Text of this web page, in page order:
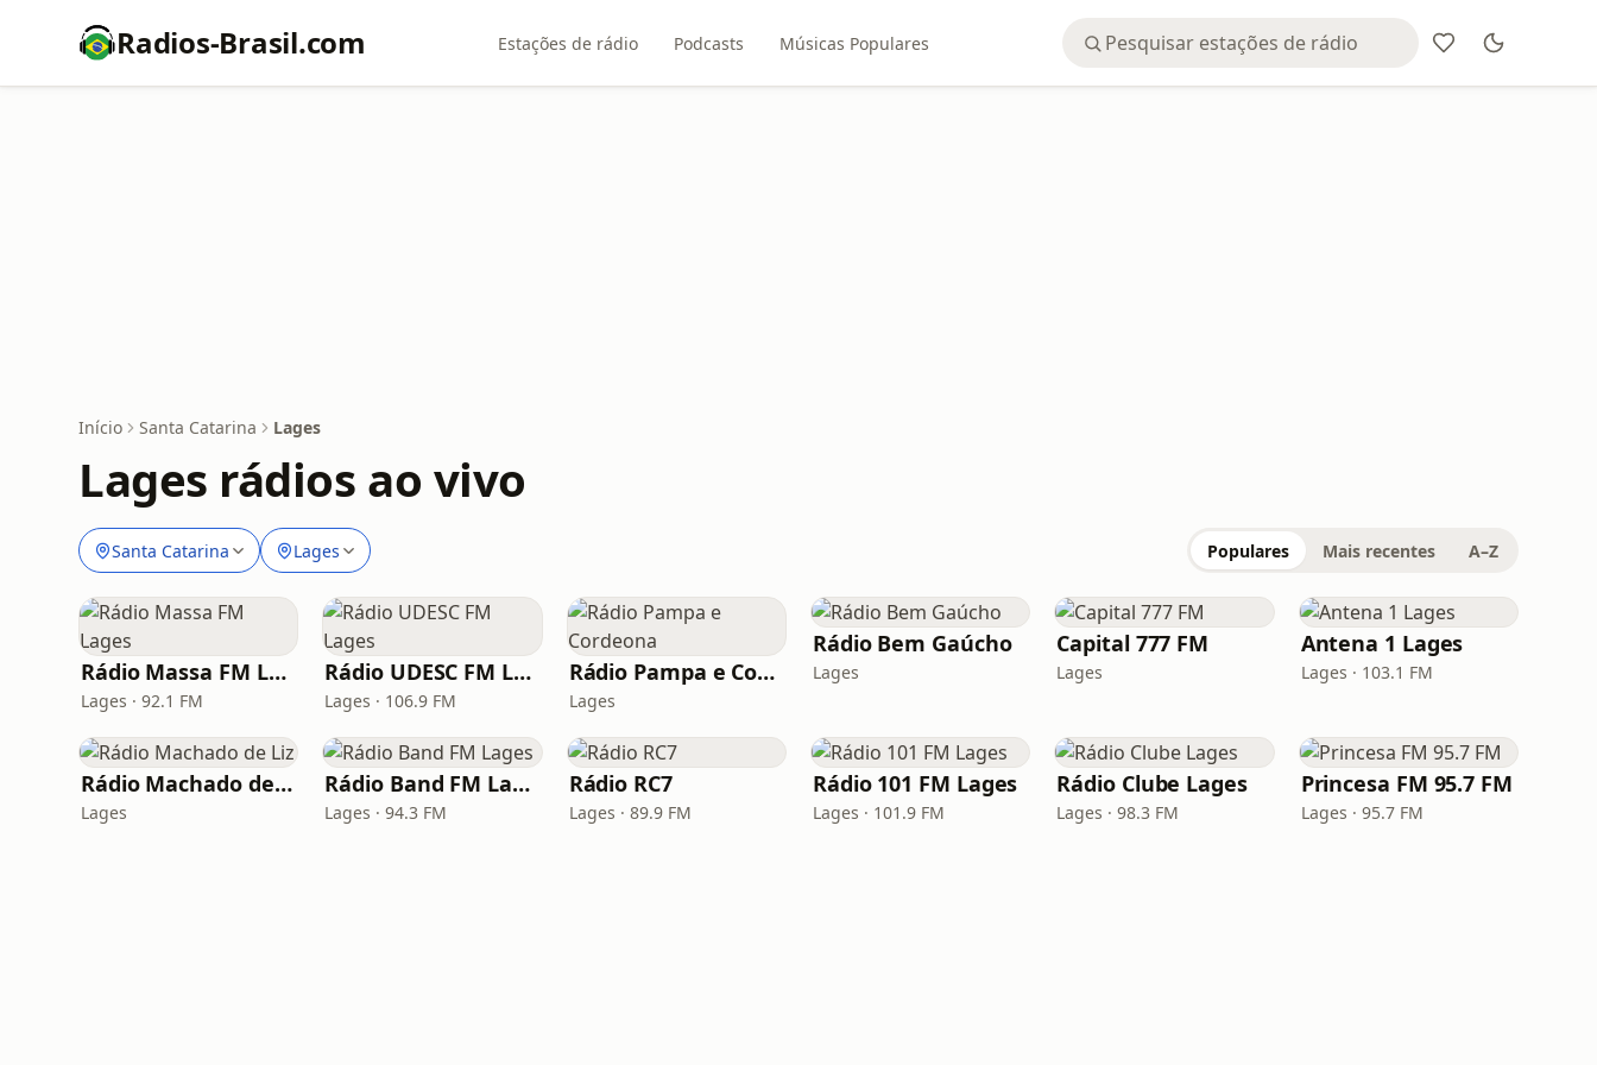
Radios-Brasil.com Estações de rádio Podcasts Músicas Populares
Início Santa Catarina Lages
Lages rádios ao vivo
Santa Catarina Lages Populares Mais recentes A–Z
Rádio Massa FM Lages
Lages · 92.1 FM
Rádio UDESC FM Lages
Lages · 106.9 FM
Rádio Pampa e Cordeona
Lages
Rádio Bem Gaúcho
Lages
Capital 777 FM
Lages
Antena 1 Lages
Lages · 103.1 FM
Rádio Machado de Liz
Lages
Rádio Band FM Lages
Lages · 94.3 FM
Rádio RC7
Lages · 89.9 FM
Rádio 101 FM Lages
Lages · 101.9 FM
Rádio Clube Lages
Lages · 98.3 FM
Princesa FM 95.7 FM
Lages · 95.7 FM